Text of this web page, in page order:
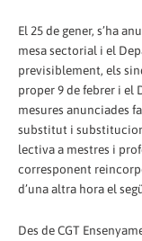
El 25 de gener, s’ha
mesa sectorial i el
previsiblement, els
proper 9 de febrer i el
mesures anunciades
substitut i
lectiva a mestres i
corresponent
d’una altra hora el
Des de CGT